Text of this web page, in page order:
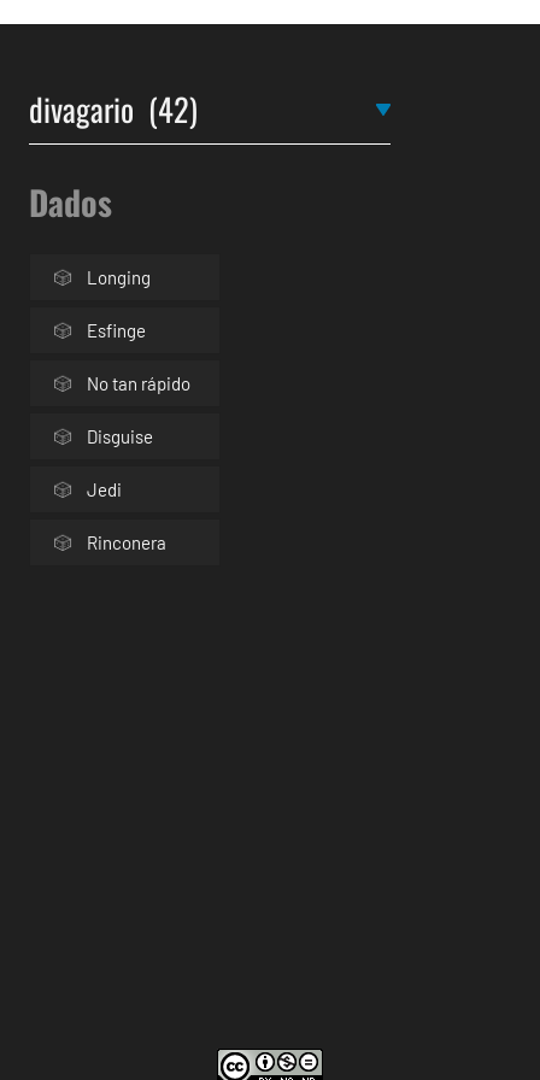
Dados
Longing
Esfinge
No tan rápido
Disguise
Jedi
Rinconera